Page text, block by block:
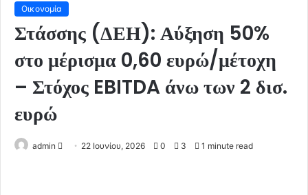
Οικονομία
Στάσσης (ΔΕΗ): Αύξηση 50%
στο μέρισμα 0,60 ευρώ/μέτοχη
– Στόχος EBITDA άνω των 2 δισ.
ευρώ
admin 22 Ιουνίου, 2026 0 3 1 minute read